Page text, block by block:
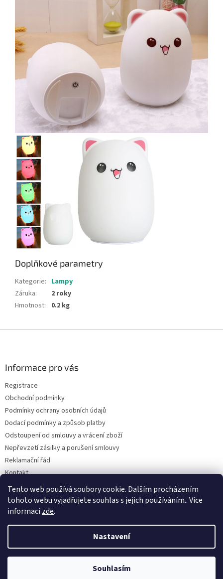
Tento web používá soubory cookie. Dalším procházením
tohoto webu vyjadřujete souhlas s jejich používáním.. Více
informacízde.
Nastavení
Souhlasím
Doplňkové parametry
Kategorie: Lampy
Záruka:
2 roky
Hmotnost: 0.2 kg
Informace pro vás
Registrace
Obchodní podmínky
Podmínky ochrany osobních údajů
Dodací podmínky a způsob platby
Odstoupení od smlouvy a vrácení zboží
Nepřevzetí zásilky a porušení smlouvy
Reklamační řád
Kontakt
Napište nám
Copyright 2026Dobirkov.cz. Všechna práva vyhrazena.Upravit
nastavení cookies